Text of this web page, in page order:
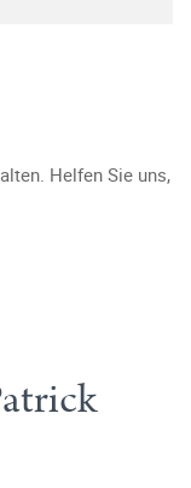
Helfen Sie uns,